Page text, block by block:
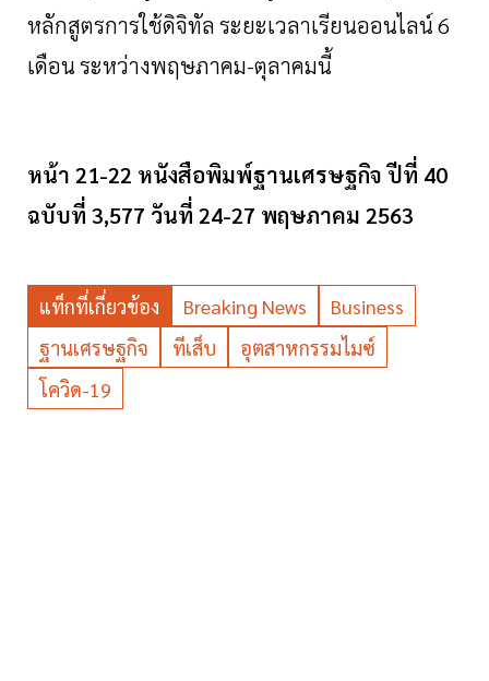
หลักสูตรการใช้ดิจิทัลระยะเวลาเรียนออนไลน์6
เดือนระหว่างพฤษภาคม-ตุลาคมนี้
หน้า 21-22 หนังสือพิมพ์ฐานเศรษฐกิจ ปีที่ 40
ฉบับที่ 3,577 วันที่ 24-27 พฤษภาคม 2563
แท็กที่เกี่ยวข้อง Breaking News
Business
ฐานเศรษฐกิจ
ทีเส็บ
อุตสาหกรรมไมซ์
โควิด-19